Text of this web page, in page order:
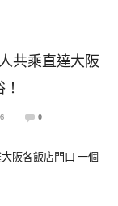
共乘直達大阪
0